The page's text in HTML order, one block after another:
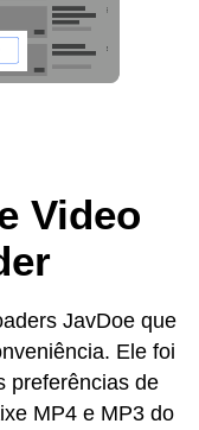
Video
JavDoe que
Ele foi
preferências de
MP4 e MP3 do